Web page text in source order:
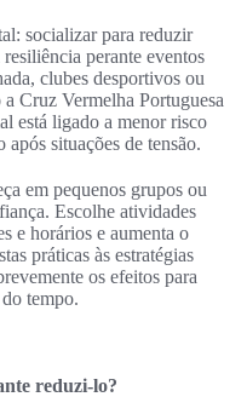
socializar para reduzir
perante eventos
clubes desportivos ou
Cruz Vermelha Portuguesa
está ligado a menor risco
após situações de tensão.
em pequenos grupos ou
Escolhe atividades
e horários e aumenta o
práticas às estratégias
os efeitos para
tempo.
reduzi‑lo?